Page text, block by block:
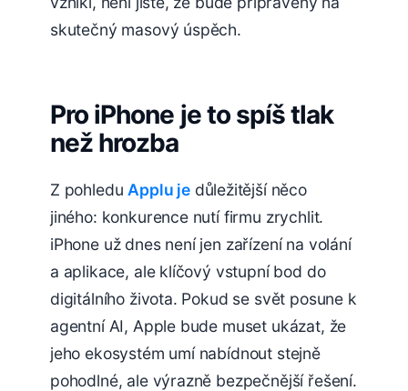
skutečný masový úspěch.
Pro iPhone je to spíš tlak
než hrozba
Z pohledu Applu jedůležitější něco
jiného: konkurence nutí firmu zrychlit.
iPhone už dnes není jen zařízení na volání
a aplikace, ale klíčový vstupní bod do
digitálního života. Pokud se svět posune k
agentní AI, Apple bude muset ukázat, že
jeho ekosystém umí nabídnout stejně
pohodlné, ale výrazně bezpečnější řešení.